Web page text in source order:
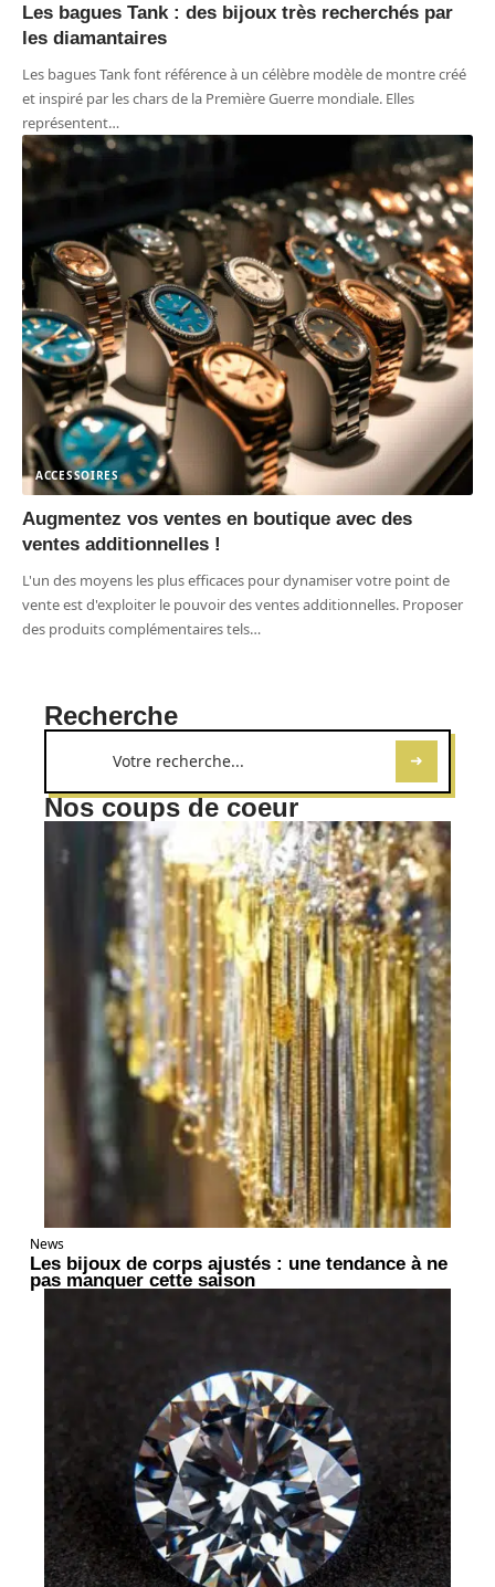
Les bagues Tank : des bijoux très recherchés par
les diamantaires
Les bagues Tank font référence à un célèbre modèle de montre créé
et inspiré par les chars de la Première Guerre mondiale. Elles
représentent…
ACCESSOIRES
Augmentez vos ventes en boutique avec des
ventes additionnelles !
L'un des moyens les plus efficaces pour dynamiser votre point de
vente est d'exploiter le pouvoir des ventes additionnelles. Proposer
des produits complémentaires tels…
Recherche
Nos coups de coeur
News
Les bijoux de corps ajustés : une tendance à ne
pas manquer cette saison